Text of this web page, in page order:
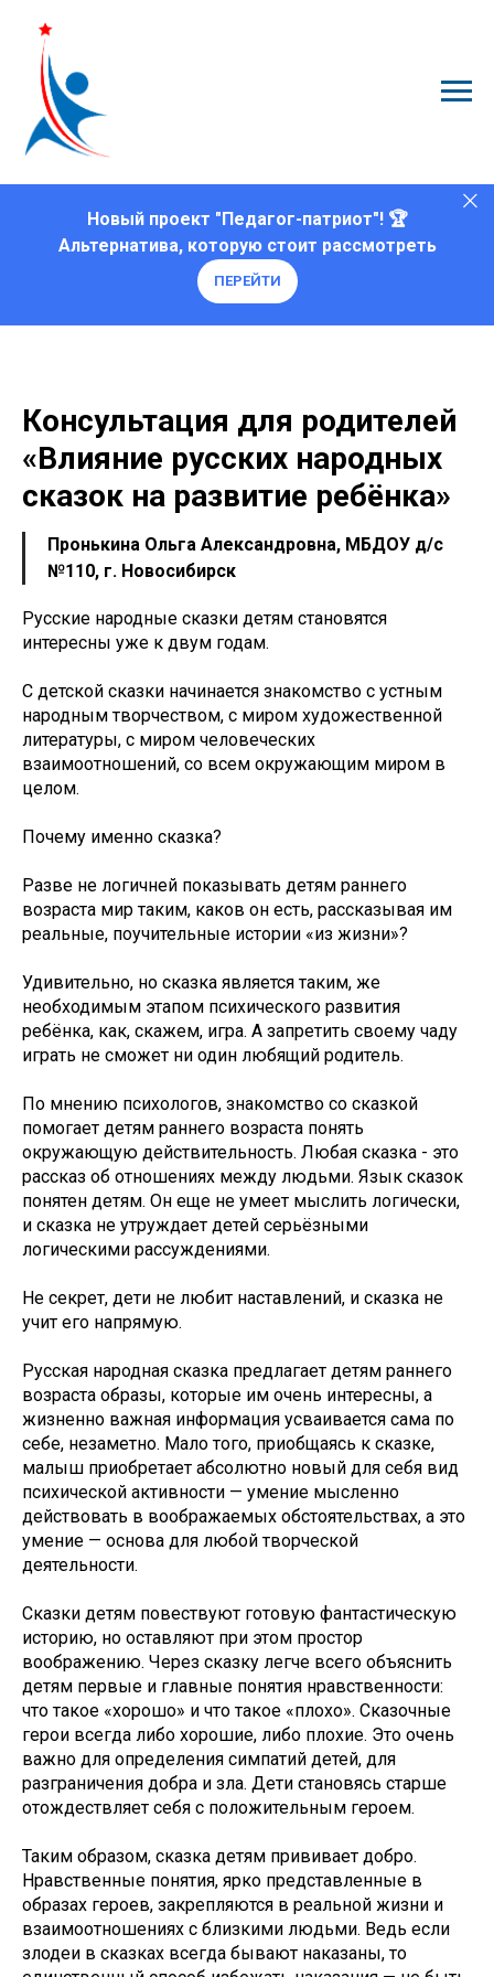
Новый проект "Педагог-патриот"! 🏆
Альтернатива, которую стоит рассмотреть
ПЕРЕЙТИ
Консультация для родителей
«Влияние русских народных
сказок на развитие ребёнка»
Пронькина Ольга Александровна, МБДОУ д/с
№110, г. Новосибирск
Русские народные сказки детям становятся
интересны уже к двум годам.
С детской сказки начинается знакомство с устным
народным творчеством, с миром художественной
литературы, с миром человеческих
взаимоотношений, со всем окружающим миром в
целом.
Почему именно сказка?
Разве не логичней показывать детям раннего
возраста мир таким, каков он есть, рассказывая им
реальные, поучительные истории «из жизни»?
Удивительно, но сказка является таким, же
необходимым этапом психического развития
ребёнка, как, скажем, игра. А запретить своему чаду
играть не сможет ни один любящий родитель.
По мнению психологов, знакомство со сказкой
помогает детям раннего возраста понять
окружающую действительность. Любая сказка - это
рассказ об отношениях между людьми. Язык сказок
понятен детям. Он еще не умеет мыслить логически,
и сказка не утруждает детей серьёзными
логическими рассуждениями.
Не секрет, дети не любит наставлений, и сказка не
учит его напрямую.
Русская народная сказка предлагает детям раннего
возраста образы, которые им очень интересны, а
жизненно важная информация усваивается сама по
себе, незаметно. Мало того, приобщаясь к сказке,
малыш приобретает абсолютно новый для себя вид
психической активности — умение мысленно
действовать в воображаемых обстоятельствах, а это
умение — основа для любой творческой
деятельности.
Сказки детям повествуют готовую фантастическую
историю, но оставляют при этом простор
воображению. Через сказку легче всего объяснить
детям первые и главные понятия нравственности:
что такое «хорошо» и что такое «плохо». Сказочные
герои всегда либо хорошие, либо плохие. Это очень
важно для определения симпатий детей, для
разграничения добра и зла. Дети становясь старше
отождествляет себя с положительным героем.
Таким образом, сказка детям прививает добро.
Нравственные понятия, ярко представленные в
образах героев, закрепляются в реальной жизни и
взаимоотношениях с близкими людьми. Ведь если
злодеи в сказках всегда бывают наказаны, то